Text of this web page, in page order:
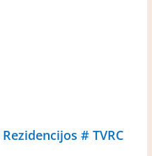
Rezidencijos # TVRC